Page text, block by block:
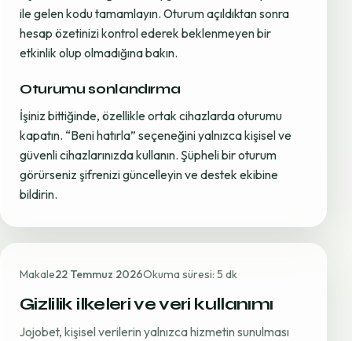
ile gelen kodu tamamlayın. Oturum açıldıktan sonra
hesap özetinizi kontrol ederek beklenmeyen bir
etkinlik olup olmadığına bakın.
Oturumu sonlandırma
İşiniz bittiğinde, özellikle ortak cihazlarda oturumu
kapatın. “Beni hatırla” seçeneğini yalnızca kişisel ve
güvenli cihazlarınızda kullanın. Şüpheli bir oturum
görürseniz şifrenizi güncelleyin ve destek ekibine
bildirin.
Makale22 Temmuz 2026Okuma süresi: 5 dk
Gizlilik ilkeleri ve veri kullanımı
Jojobet, kişisel verilerin yalnızca hizmetin sunulması